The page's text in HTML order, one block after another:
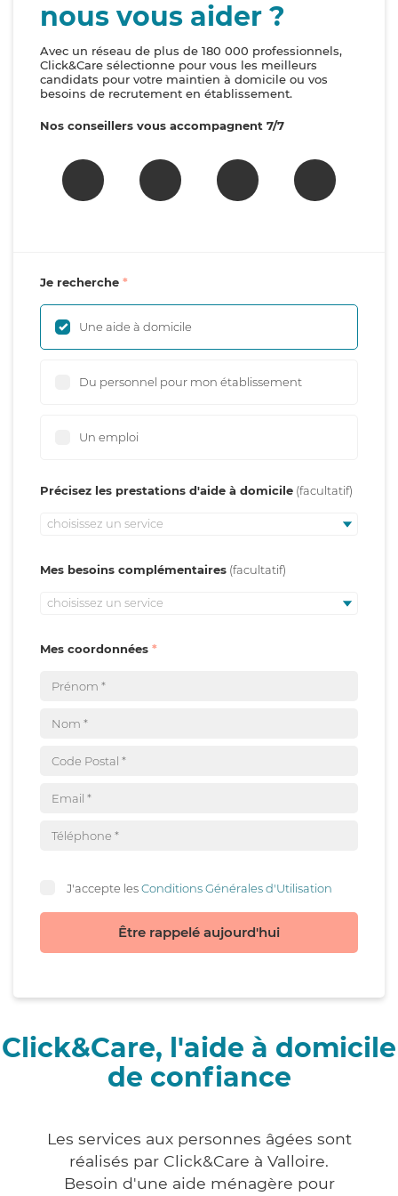
nous vous aider ?
Avec un réseau de plus de 180 000 professionnels,
Click&Care sélectionne pour vous les meilleurs
candidats pour votre maintien à domicile ou vos
besoins de recrutement en établissement.
Nos conseillers vous accompagnent 7/7
Je recherche
Une aide à domicile
Du personnel pour mon établissement
Un emploi
Précisez les prestations d'aide à domicile
choisissez un service
Mes besoins complémentaires
choisissez un service
Mes coordonnées
J'accepte lesConditions Générales d'Utilisation
Être rappelé aujourd'hui
Click&Care, l'aide à domicile
de confiance
Les services aux personnes âgées sont
réalisés par Click&Care à Valloire.
Besoin d'une aide ménagère pour